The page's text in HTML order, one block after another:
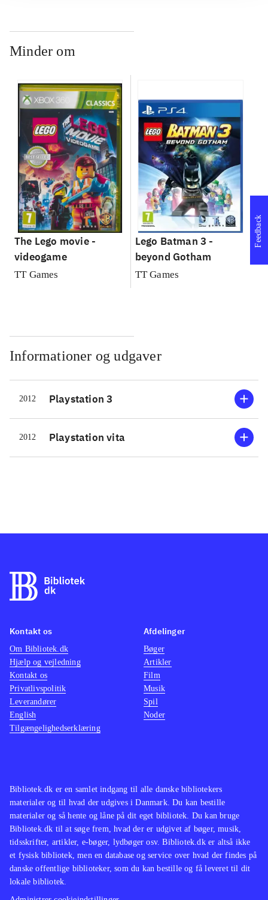
Minder om
The Lego movie -
videogame
TT Games
Lego Batman 3 -
beyond Gotham
TT Games
Informationer og udgaver
2012 Playstation 3
2012 Playstation vita
Feedback
Bibliotek.dk er en samlet indgang til alle danske bibliotekers
materialer og til hvad der udgives i Danmark. Du kan bestille
materialer og så hente og låne på dit eget bibliotek. Du kan bruge
Bibliotek.dk til at søge frem, hvad der er udgivet af bøger, musik,
tidsskrifter, artikler, e-bøger, lydbøger osv. Bibliotek.dk er altså ikke
et fysisk bibliotek, men en database og service over hvad der findes på
danske offentlige biblioteker, som du kan bestille og få leveret til dit
lokale bibliotek.
Kontakt os
Om Bibliotek.dk
Hjælp og vejledning
Kontakt os
Privatlivspolitik
Leverandører
English
Tilgængelighedserklæring
Afdelinger
Bøger
Artikler
Film
Musik
Spil
Noder